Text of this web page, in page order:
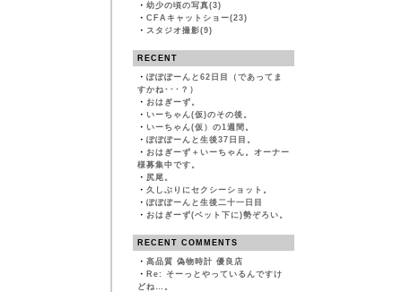
・ 幼少の頃の写真(3)
・ CFAキャットショー(23)
・ スタジオ撮影(9)
RECENT
・ ぽぽぽーんと62日目（であってま
すかね･･･？）
・ おはぎーず。
・ いーちゃん(仮)のその後。
・ いーちゃん(仮）の1週間。
・ ぽぽぽーんと生後37日目。
・ おはぎーず＋いーちゃん。オーナー
様募集中です。
・ 尻尾。
・ 久しぶりにセクシーショット。
・ ぽぽぽーんと生後二十一日目
・ おはぎーず(ベット下に)勢ぞろい。
RECENT COMMENTS
・ 高品質 偽物時計 優良店
・ Re: そーっとやっているんですけ
どね…。